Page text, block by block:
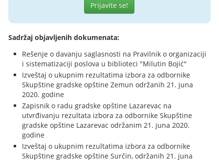
Prijavite se!
Sadržaj objavljenih dokumenata:
Rešenje o davanju saglasnosti na Pravilnik o organizaciji
i sistematizaciji poslova u biblioteci "Milutin Bojić"
Izveštaj o ukupnim rezultatima izbora za odbornike
Skupštine gradske opštine Zemun održanih 21. juna
2020. godine
Zapisnik o radu gradske opštine Lazarevac na
utvrđivanju rezultata izbora za odbornike Skupštine
gradske opštine Lazarevac održanim 21. juna 2020.
godine
Izveštaj o ukupnim rezultatima izbora za odbornike
Skupštine gradske opštine Surčin, održanih 21. juna